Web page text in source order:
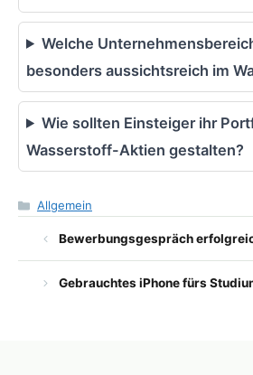
Welche
besonders aussichtsreich im
Wie sollten Einsteiger ihr
Wasserstoff-Aktien gestalten?
Kategorien
Allgemein
Bewerbungsgespräch
Gebrauchtes iPhone fürs